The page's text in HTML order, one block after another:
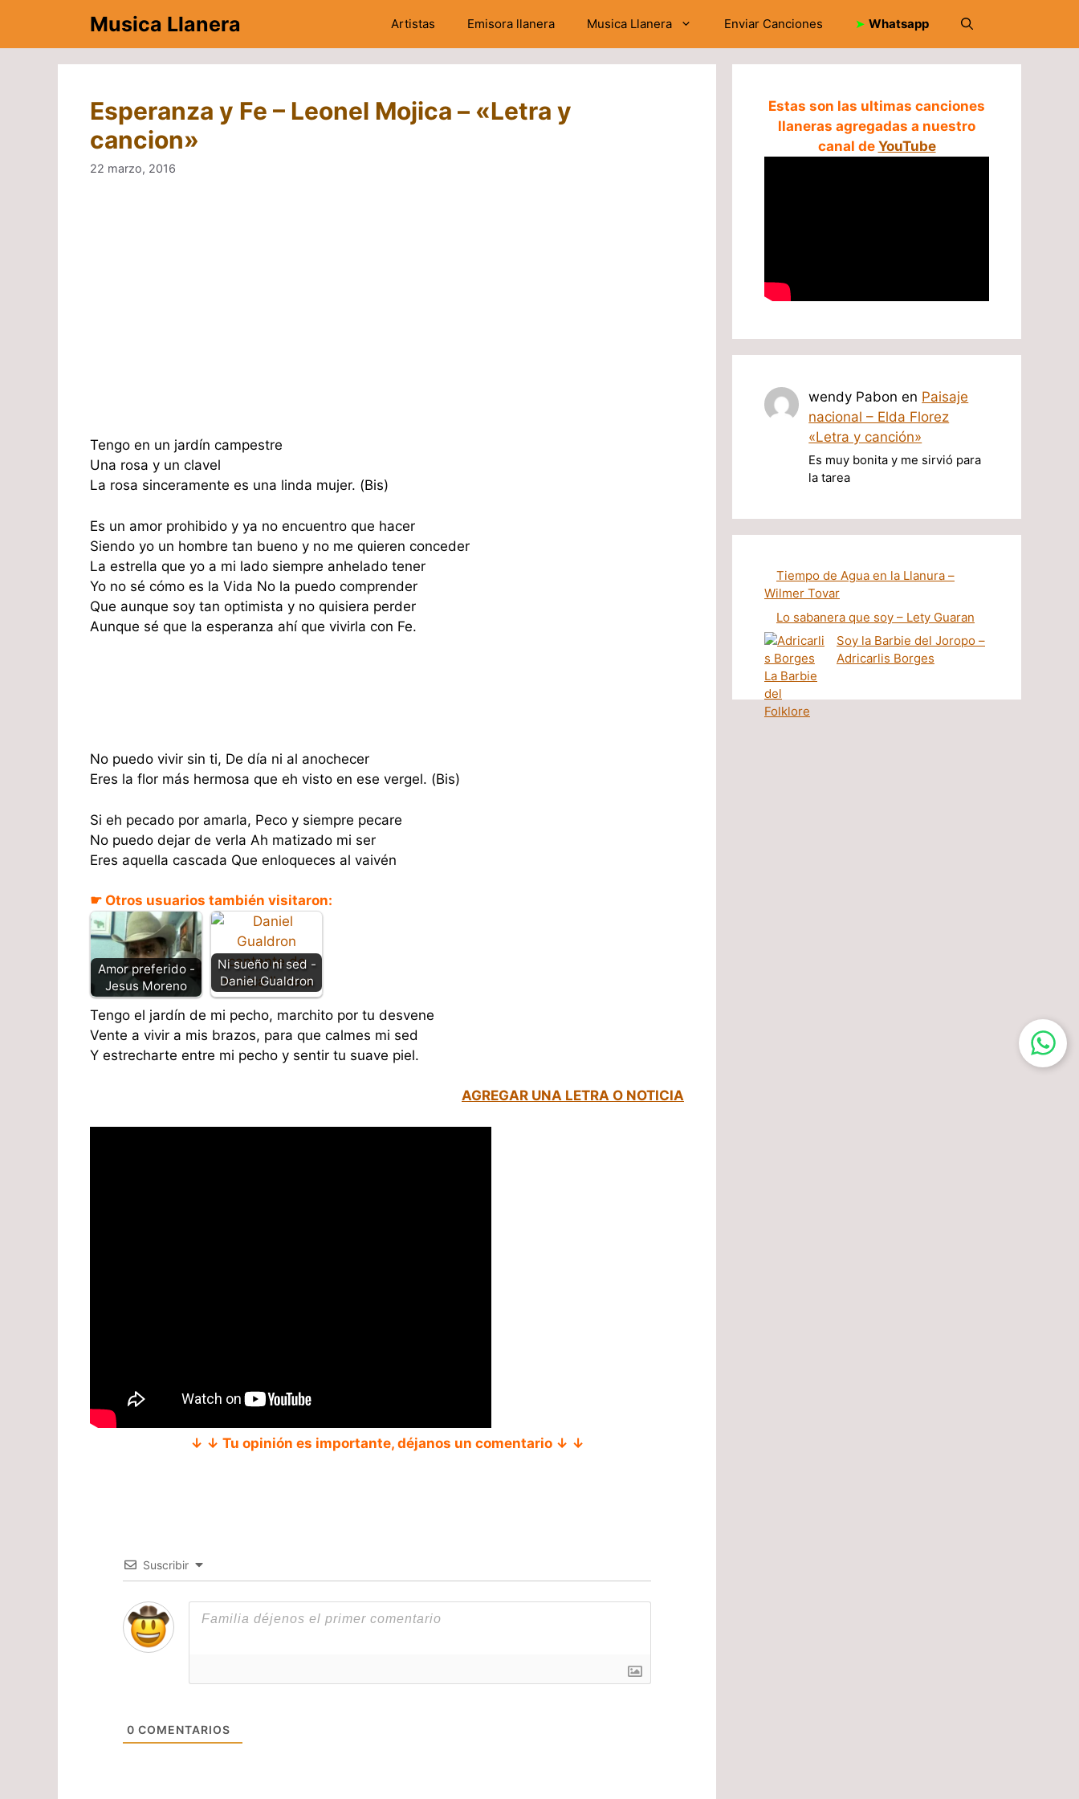
contenido
Musica Llanera Artistas Emisora llanera Musica Llanera Enviar Canciones ➤ Whatsapp
Esperanza y Fe – Leonel Mojica – «Letra y
cancion»
22 marzo, 2016
Tengo en un jardín campestre
Una rosa y un clavel
La rosa sinceramente es una linda mujer. (Bis)
Es un amor prohibido y ya no encuentro que hacer
Siendo yo un hombre tan bueno y no me quieren conceder
La estrella que yo a mi lado siempre anhelado tener
Yo no sé cómo es la Vida No la puedo comprender
Que aunque soy tan optimista y no quisiera perder
Aunque sé que la esperanza ahí que vivirla con Fe.
No puedo vivir sin ti, De día ni al anochecer
Eres la flor más hermosa que eh visto en ese vergel. (Bis)
Si eh pecado por amarla, Peco y siempre pecare
No puedo dejar de verla Ah matizado mi ser
Eres aquella cascada Que enloqueces al vaivén
☛ Otros usuarios también visitaron:
Amor preferido -
Jesus Moreno
Ni sueño ni sed -
Daniel Gualdron
Tengo el jardín de mi pecho, marchito por tu desvene
Vente a vivir a mis brazos, para que calmes mi sed
Y estrecharte entre mi pecho y sentir tu suave piel.
AGREGAR UNA LETRA O NOTICIA
↓ ↓ Tu opinión es importante, déjanos un comentario ↓ ↓
Suscribir
0 COMENTARIOS
Estas son las ultimas canciones
llaneras agregadas a nuestro
canal de YouTube
wendy Pabon en Paisaje
nacional – Elda Florez
«Letra y canción»
Es muy bonita y me sirvió para
la tarea
Tiempo de Agua en la Llanura –
Wilmer Tovar
Lo sabanera que soy – Lety Guaran
Soy la Barbie del Joropo –
Adricarlis Borges